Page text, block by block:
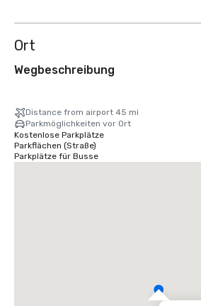
Ort
Wegbeschreibung
Distance from airport 45 mi
Parkmöglichkeiten vor Ort
Kostenlose Parkplätze
Parkflächen (Straße)
Parkplätze für Busse